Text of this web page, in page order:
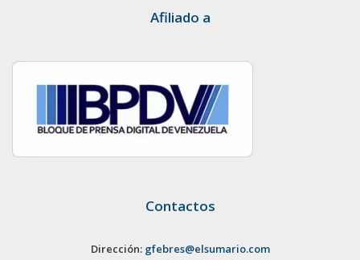
Afiliado a
Contactos
Dirección: gfebres@elsumario.com